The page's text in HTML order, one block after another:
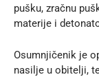
pušku, zračnu
materije i
Osumnjičenik je
nasilje u obitelji,